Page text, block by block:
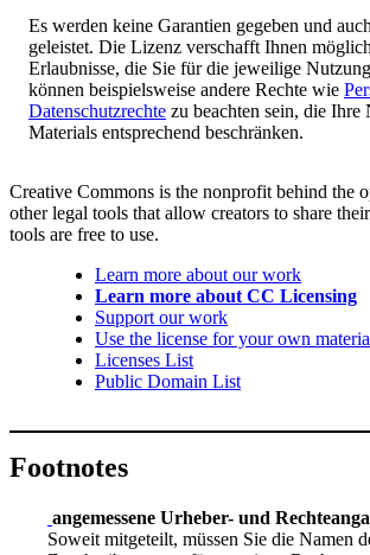
Es werden keine Garantien gegeben und
geleistet. Die Lizenz verschafft Ihnen
Erlaubnisse, die Sie für die jeweilige
können beispielsweise andere Rechte wie
Datenschutzrechte zu beachten sein, die Ihre
Materials entsprechend beschränken.
Creative Commons is the nonprofit behind the
other legal tools that allow creators to share
tools are free to use.
Learn more about our work
Learn more about CC Licensing
Support our work
Use the license for your own
Licenses List
Public Domain List
Footnotes
angemessene Urheber- und
Soweit mitgeteilt, müssen Sie die Namen